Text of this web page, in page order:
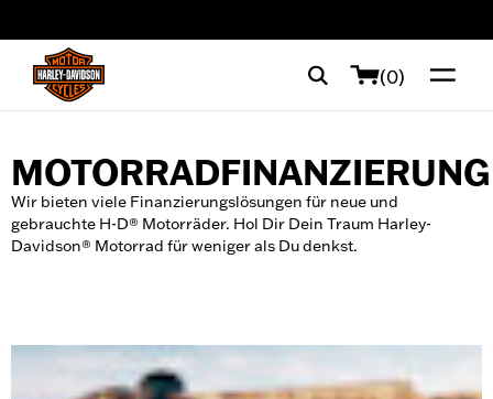
(0)
MOTORRADFINANZIERUNG
Wir bieten viele Finanzierungslösungen für neue und
gebrauchte H-D® Motorräder. Hol Dir Dein Traum Harley-
Davidson® Motorrad für weniger als Du denkst.